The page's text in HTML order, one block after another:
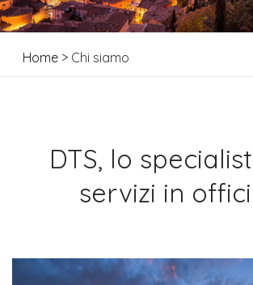
Home > Chi siamo
DTS, lo
servizi in